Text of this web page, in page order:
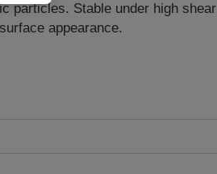
particles. Stable under high shear
appearance.